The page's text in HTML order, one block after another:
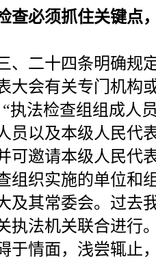
查必须抓住关键点
二十四条明确规
大会有关专门机构
执法检查组组成人
员以及本级人民代
可邀请本级人民代
组织实施的单位和
及其常委会。过去
执法机关联合进行
于情面，浅尝辄止